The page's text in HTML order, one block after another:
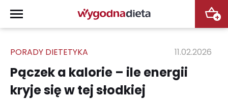
+
PORADY DIETETYKA 11.02.2026
Pączek a kalorie – ile energii
kryje się w tej słodkiej